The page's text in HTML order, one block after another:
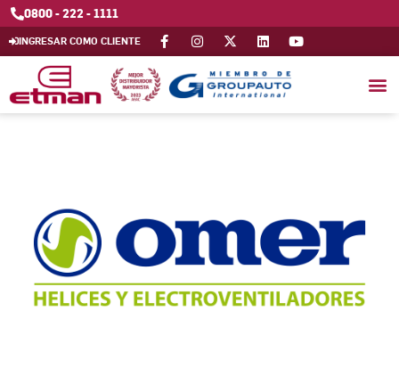
0800 - 222 - 1111
INGRESAR COMO CLIENTE